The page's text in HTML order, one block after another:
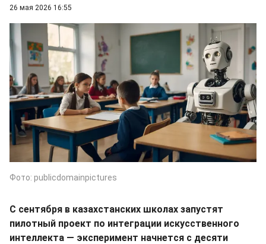
26 мая 2026 16:55
Фото: publicdomainpictures
С сентября в казахстанских школах запустят
пилотный проект по интеграции искусственного
интеллекта — эксперимент начнется с десяти